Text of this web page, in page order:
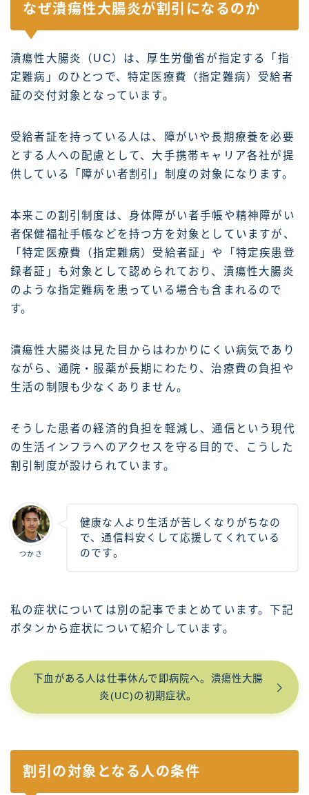
なぜ潰瘍性大腸炎が割引になるのか
潰瘍性大腸炎（UC）は、厚生労働省が指定する「指
定難病」のひとつで、特定医療費（指定難病）受給者
証の交付対象となっています。
受給者証を持っている人は、障がいや長期療養を必要
とする人への配慮として、大手携帯キャリア各社が提
供している「障がい者割引」制度の対象になります。
本来この割引制度は、身体障がい者手帳や精神障がい
者保健福祉手帳などを持つ方を対象としていますが、
「特定医療費（指定難病）受給者証」や「特定疾患登
録者証」も対象として認められており、潰瘍性大腸炎
のような指定難病を患っている場合も含まれるので
す。
潰瘍性大腸炎は見た目からはわかりにくい病気であり
ながら、通院・服薬が長期にわたり、治療費の負担や
生活の制限も少なくありません。
そうした患者の経済的負担を軽減し、通信という現代
の生活インフラへのアクセスを守る目的で、こうした
割引制度が設けられています。
つかさ
健康な人より生活が苦しくなりがちなの
で、通信料安くして応援してくれている
のです。
私の症状については別の記事でまとめています。下記
ボタンから症状について紹介しています。
下血がある人は仕事休んで即病院へ。潰瘍性大腸
炎(UC)の初期症状。
割引の対象となる人の条件